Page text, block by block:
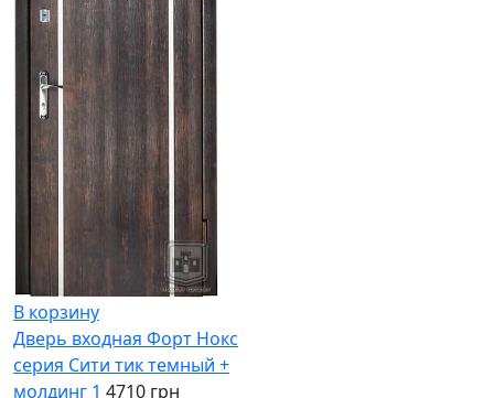
В корзину
Дверь входная Форт Нокс
серия Сити тик темный +
молдинг 1 4710 грн